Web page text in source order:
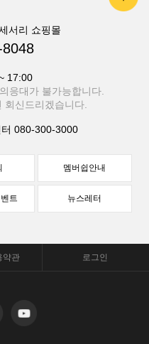
서리 쇼핑몰
17:00
응대가 불가능합니다.
신드리겠습니다.
080-300-3000
멤버쉽안내
트 뉴스레터
약관 로그인